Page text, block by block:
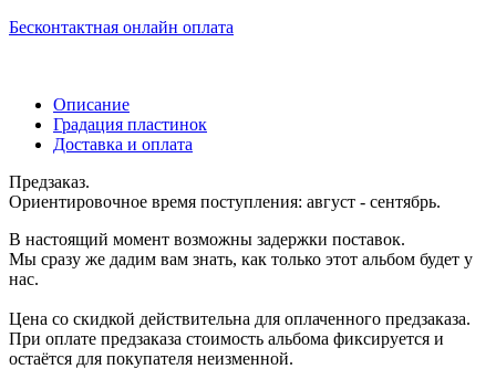
Бесконтактная онлайн оплата
Описание
Градация пластинок
Доставка и оплата
Предзаказ.
Ориентировочное время поступления: август - сентябрь.
В настоящий момент возможны задержки поставок.
Мы сразу же дадим вам знать, как только этот альбом будет у
нас.
Цена со скидкой действительна для оплаченного предзаказа.
При оплате предзаказа стоимость альбома фиксируется и
остаётся для покупателя неизменной.